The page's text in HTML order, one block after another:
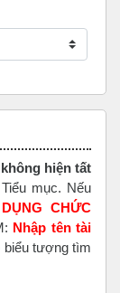
không hiện tất
mục. Nếu
CHỨC
Nhập tên tài
biểu tượng tìm